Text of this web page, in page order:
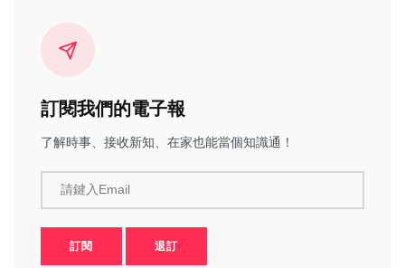
訂閱我們的電子報
了解時事、接收新知、在家也能當個知識通！
請鍵入Email
訂閱 退訂